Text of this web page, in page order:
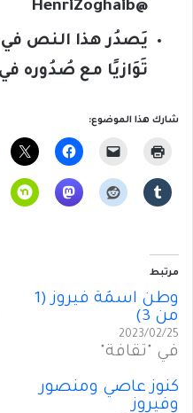
@HenriZoghaib
يَصدُر هذا النص
تَوَازيًا مع صُدُوره
شارك هذا الموضوع:
مرتبط
وطنٌ اسمُهُ فيروز (1
من 3)
2023/02/25
في "ثقافة"
كنوز عاصي ومنصور
وفيروز